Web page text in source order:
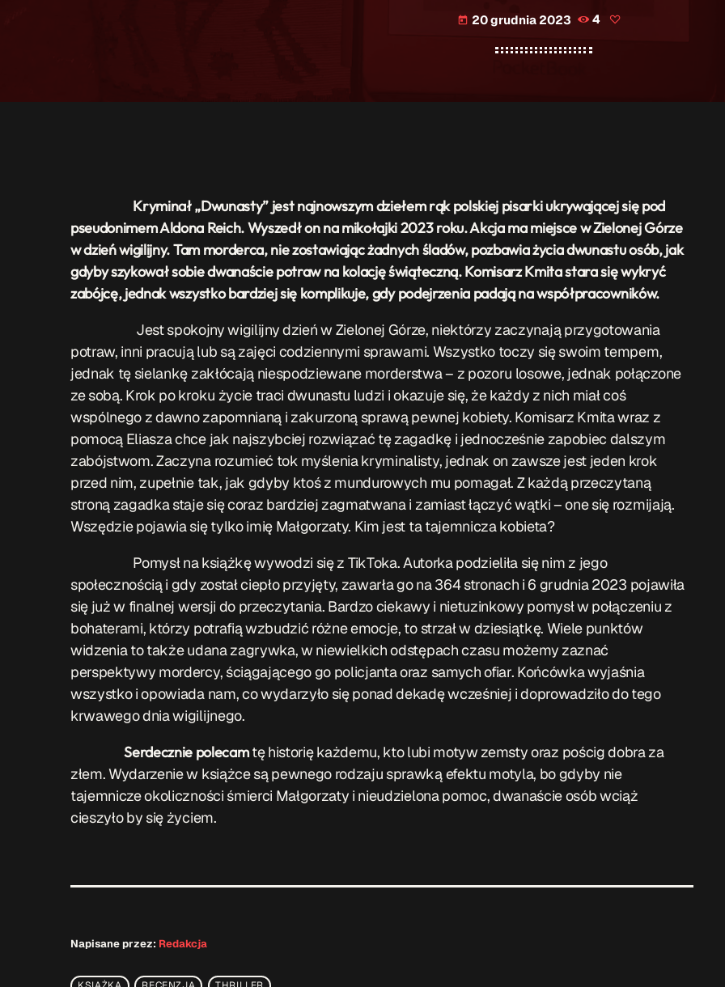
today 20 grudnia 2023 4
Kryminał „Dwunasty” jest najnowszym dziełem rąk polskiej pisarki ukrywającej się pod
pseudonimem Aldona Reich. Wyszedł on na mikołajki 2023 roku. Akcja ma miejsce w Zielonej Górze
w dzień wigilijny. Tam morderca, nie zostawiając żadnych śladów, pozbawia życia dwunastu osób, jak
gdyby szykował sobie dwanaście potraw na kolację świąteczną. Komisarz Kmita stara się wykryć
zabójcę, jednak wszystko bardziej się komplikuje, gdy podejrzenia padają na współpracowników.
Jest spokojny wigilijny dzień w Zielonej Górze, niektórzy zaczynają przygotowania
potraw, inni pracują lub są zajęci codziennymi sprawami. Wszystko toczy się swoim tempem,
jednak tę sielankę zakłócają niespodziewane morderstwa – z pozoru losowe, jednak połączone
ze sobą. Krok po kroku życie traci dwunastu ludzi i okazuje się, że każdy z nich miał coś
wspólnego z dawno zapomnianą i zakurzoną sprawą pewnej kobiety. Komisarz Kmita wraz z
pomocą Eliasza chce jak najszybciej rozwiązać tę zagadkę i jednocześnie zapobiec dalszym
zabójstwom. Zaczyna rozumieć tok myślenia kryminalisty, jednak on zawsze jest jeden krok
przed nim, zupełnie tak, jak gdyby ktoś z mundurowych mu pomagał. Z każdą przeczytaną
stroną zagadka staje się coraz bardziej zagmatwana i zamiast łączyć wątki – one się rozmijają.
Wszędzie pojawia się tylko imię Małgorzaty. Kim jest ta tajemnicza kobieta?
Pomysł na książkę wywodzi się z TikToka. Autorka podzieliła się nim z jego
społecznością i gdy został ciepło przyjęty, zawarła go na 364 stronach i 6 grudnia 2023 pojawiła
się już w finalnej wersji do przeczytania. Bardzo ciekawy i nietuzinkowy pomysł w połączeniu z
bohaterami, którzy potrafią wzbudzić różne emocje, to strzał w dziesiątkę. Wiele punktów
widzenia to także udana zagrywka, w niewielkich odstępach czasu możemy zaznać
perspektywy mordercy, ściągającego go policjanta oraz samych ofiar. Końcówka wyjaśnia
wszystko i opowiada nam, co wydarzyło się ponad dekadę wcześniej i doprowadziło do tego
krwawego dnia wigilijnego.
Serdecznie polecamtę historię każdemu, kto lubi motyw zemsty oraz pościg dobra za
złem. Wydarzenie w książce są pewnego rodzaju sprawką efektu motyla, bo gdyby nie
tajemnicze okoliczności śmierci Małgorzaty i nieudzielona pomoc, dwanaście osób wciąż
cieszyło by się życiem.
Napisane przez: Redakcja